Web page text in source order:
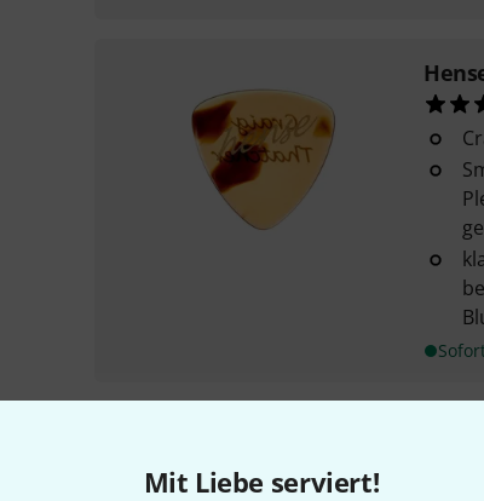
Mit Liebe serviert!